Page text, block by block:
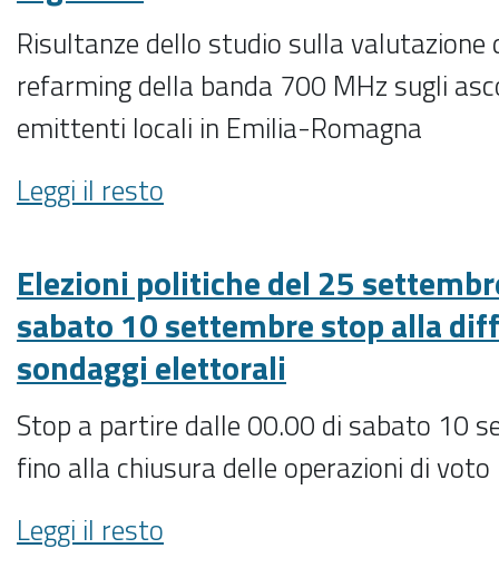
Risultanze dello studio sulla
refarming della banda 700 MHz sugli
emittenti locali in Emilia-Romagna
Studio
sulla
dell'impatto
del
refarming
della
banda
700
MHz
sugli
ascolti
regionali
Leggi il resto
Elezioni politiche del 25
sabato 10 settembre stop alla
sondaggi elettorali
Stop a partire dalle 00.00 di sabato 10
fino alla chiusura delle operazioni di voto
Elezioni
politiche
Leggi il resto